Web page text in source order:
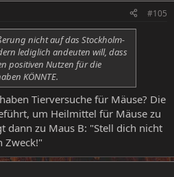
#105
nicht auf das Stockholm-
lediglich andeuten will, dass
positiven Nutzen für die
KÖNNTE.
Tierversuche für Mäuse? Die
um Heilmittel für Mäuse zu
dann zu Maus B: "Stell dich nicht
Zweck!"